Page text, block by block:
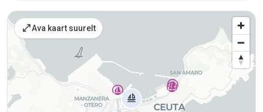
Kohad kaardil
open_in_fullAva kaart suurelt